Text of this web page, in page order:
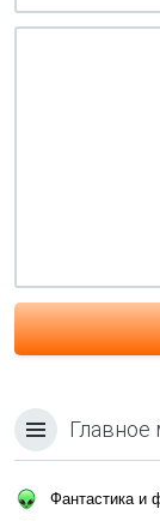
Фантастика и